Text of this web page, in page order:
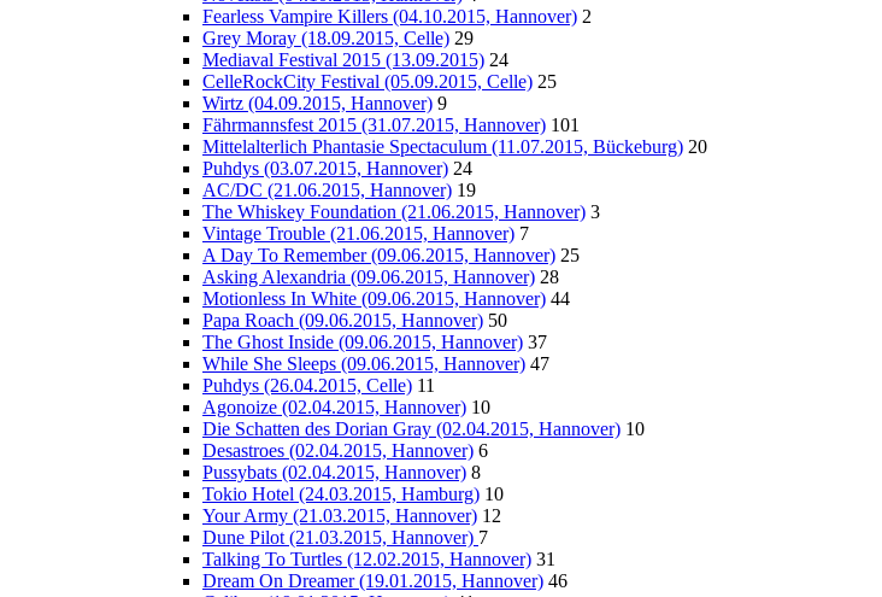
Fearless Vampire Killers (04.10.2015, Hannover) 2
Grey Moray (18.09.2015, Celle) 29
Mediaval Festival 2015 (13.09.2015) 24
CelleRockCity Festival (05.09.2015, Celle) 25
Wirtz (04.09.2015, Hannover) 9
Fährmannsfest 2015 (31.07.2015, Hannover) 101
Mittelalterlich Phantasie Spectaculum (11.07.2015, Bückeburg) 20
Puhdys (03.07.2015, Hannover) 24
AC/DC (21.06.2015, Hannover) 19
The Whiskey Foundation (21.06.2015, Hannover) 3
Vintage Trouble (21.06.2015, Hannover) 7
A Day To Remember (09.06.2015, Hannover) 25
Asking Alexandria (09.06.2015, Hannover) 28
Motionless In White (09.06.2015, Hannover) 44
Papa Roach (09.06.2015, Hannover) 50
The Ghost Inside (09.06.2015, Hannover) 37
While She Sleeps (09.06.2015, Hannover) 47
Puhdys (26.04.2015, Celle) 11
Agonoize (02.04.2015, Hannover) 10
Die Schatten des Dorian Gray (02.04.2015, Hannover) 10
Desastroes (02.04.2015, Hannover) 6
Pussybats (02.04.2015, Hannover) 8
Tokio Hotel (24.03.2015, Hamburg) 10
Your Army (21.03.2015, Hannover) 12
Dune Pilot (21.03.2015, Hannover) 7
Talking To Turtles (12.02.2015, Hannover) 31
Dream On Dreamer (19.01.2015, Hannover) 46